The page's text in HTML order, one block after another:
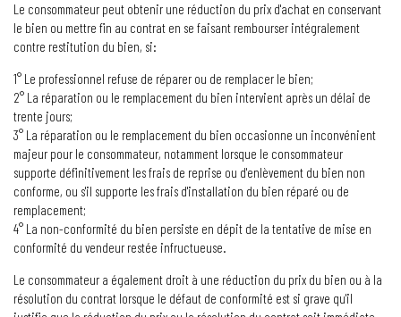
Le consommateur peut obtenir une réduction du prix d'achat en conservant
le bien ou mettre fin au contrat en se faisant rembourser intégralement
contre restitution du bien, si:
1° Le professionnel refuse de réparer ou de remplacer le bien;
2° La réparation ou le remplacement du bien intervient après un délai de
trente jours;
3° La réparation ou le remplacement du bien occasionne un inconvénient
majeur pour le consommateur, notamment lorsque le consommateur
supporte définitivement les frais de reprise ou d'enlèvement du bien non
conforme, ou s'il supporte les frais d'installation du bien réparé ou de
remplacement;
4° La non-conformité du bien persiste en dépit de la tentative de mise en
conformité du vendeur restée infructueuse.
Le consommateur a également droit à une réduction du prix du bien ou à la
résolution du contrat lorsque le défaut de conformité est si grave qu'il